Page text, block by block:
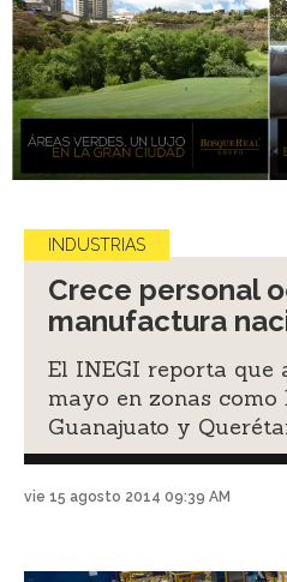
INDUSTRIAS
Crece personal
manufactura
El INEGI reporta que
mayo en zonas como
Guanajuato y
vie 15 agosto 2014 09:39 AM